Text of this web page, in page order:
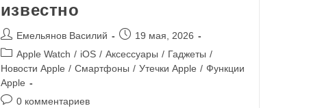
известно
Емельянов Василий
19 мая, 2026
Apple Watch / iOS / Аксессуары / Гаджеты /
Новости Apple / Смартфоны / Утечки Apple / Функции
Apple
0 комментариев